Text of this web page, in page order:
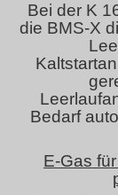
Bei der K
die BMS-X
Bedarf
E-Gas